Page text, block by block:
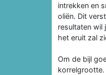
intrekken en
oliën. Dit
resultaten wil
het eruit zal
Om de bijl
korrelgrootte.